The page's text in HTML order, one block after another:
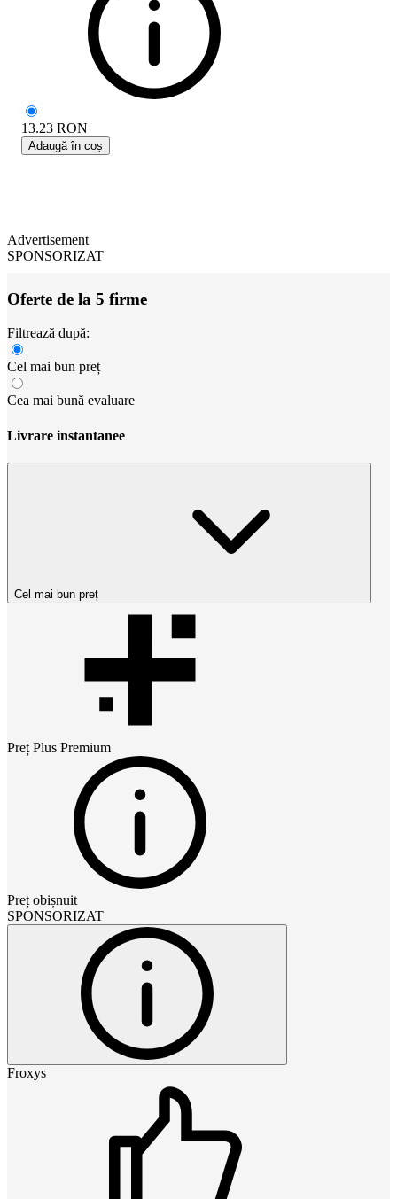
13.23 RON
Adaugă în coș
Advertisement
SPONSORIZAT
Oferte de la 5 firme
Filtrează după:
Cel mai bun preț
Cea mai bună evaluare
Livrare instantanee
Cel mai bun preț
Preț Plus Premium
Preț obișnuit
SPONSORIZAT
Froxys